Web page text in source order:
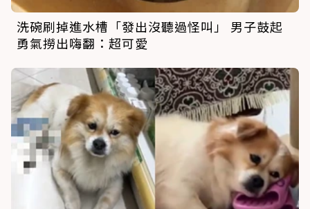
洗碗刷掉進水槽「發出沒聽過怪叫」 男子鼓起
勇氣撈出嗨翻：超可愛